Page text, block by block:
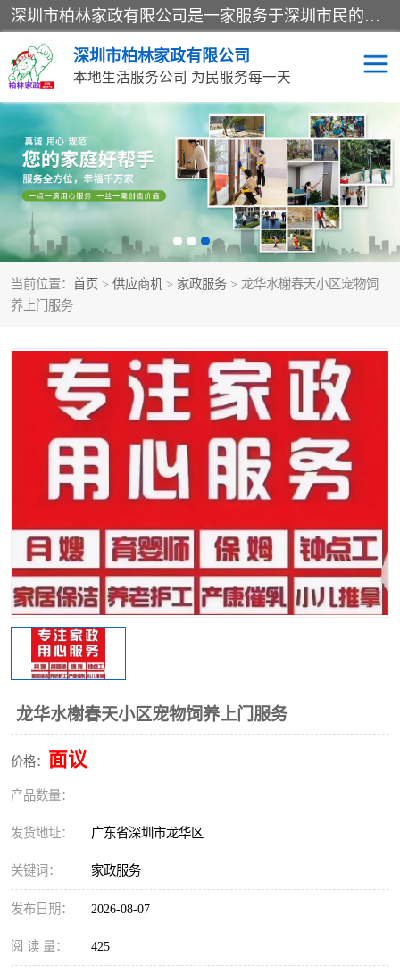
深圳市柏林家政有限公司是一家服务于深圳市民的专业家政公司。致力于为客户提供高质量、多维度的家庭服务，包括养老、母婴、月嫂育婴早教、康复理疗、家电清洗和保洁等方面的专业服务。
深圳市柏林家政有限公司
本地生活服务公司 为民服务每一天
当前位置： 首页 > 供应商机 > 家政服务 > 龙华水榭春天小区宠物饲
养上门服务
龙华水榭春天小区宠物饲养上门服务
价格： 面议
产品数量：
发货地址： 广东省深圳市龙华区
关键词： 家政服务
发布日期： 2026-08-07
阅 读 量： 425
家居保洁 护工月嫂
家庭保姆 家政服务